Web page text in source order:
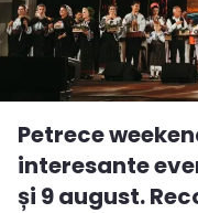
Petrece
interesante
și 9 august.